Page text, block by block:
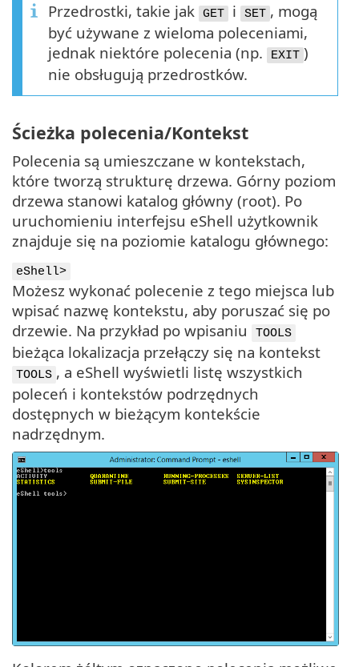
Przedrostki, takie jak
GET i SET , mogą
być używane z wieloma poleceniami,
jednak niektóre polecenia (np.
EXIT )
nie obsługują przedrostków.
Ścieżka polecenia/Kontekst
Polecenia są umieszczane w kontekstach,
które tworzą strukturę drzewa. Górny poziom
drzewa stanowi katalog główny (root). Po
uruchomieniu interfejsu eShell użytkownik
znajduje się na poziomie katalogu głównego:
eShell>
Możesz wykonać polecenie z tego miejsca lub
wpisać nazwę kontekstu, aby poruszać się po
drzewie. Na przykład po wpisaniu
TOOLS
bieżąca lokalizacja przełączy się na kontekst
TOOLS , a eShell wyświetli listę wszystkich
poleceń i kontekstów podrzędnych
dostępnych w bieżącym kontekście
nadrzędnym.